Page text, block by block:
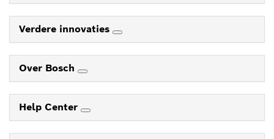
Verdere innovaties
Over Bosch
Help Center